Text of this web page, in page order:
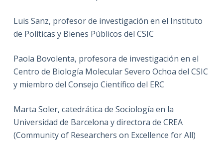
Luis Sanz, profesor de investigación en el Instituto
de Políticas y Bienes Públicos del CSIC
Paola Bovolenta, profesora de investigación en el
Centro de Biología Molecular Severo Ochoa del CSIC
y miembro del Consejo Científico del ERC
Marta Soler, catedrática de Sociología en la
Universidad de Barcelona y directora de CREA
(Community of Researchers on Excellence for All)